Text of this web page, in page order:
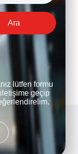
Ara
lütfen formu
geçip